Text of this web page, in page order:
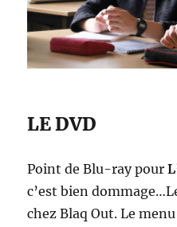
LE DVD
Point de Blu-ray pour
c’est bien
chez Blaq Out. Le